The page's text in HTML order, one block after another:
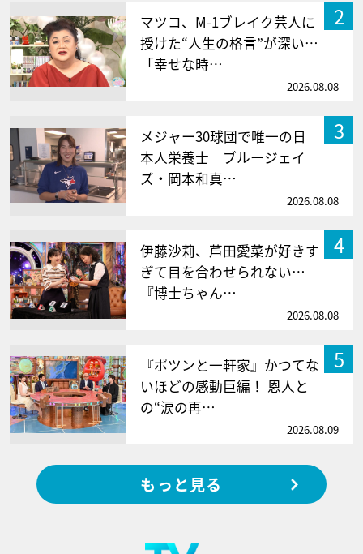
2
マツコ、M-1ブレイク芸人に
授けた“人生の格言”が深い…
「幸せな時…
2026.08.08
3
メジャー30球団で唯一の日
本人栄養士 ブルージェイ
ズ・岡本和真…
2026.08.08
4
伊藤沙莉、芦田愛菜が好きす
ぎて目を合わせられない…
『博士ちゃん…
2026.08.08
5
『ポツンと一軒家』かつてな
いほどの感動巨編！ 恩人と
の“涙の再…
2026.08.09
もっと見る